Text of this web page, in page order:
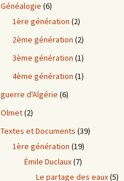
Généalogie (6)
1ère génération (2)
2ème génération (2)
3ème génération (1)
4ème génération (1)
guerre d'Algérie (6)
Olmet(2)
Textes et Documents (39)
1ère génération (19)
Émile Duclaux(7)
Le partage des eaux(5)